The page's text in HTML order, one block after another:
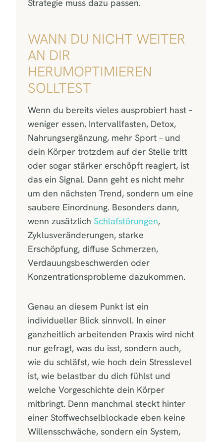
Strategie muss dazu passen.
WANN DU NICHT WEITER
AN DIR
HERUMOPTIMIEREN
SOLLTEST
Wenn du bereits vieles ausprobiert hast –
weniger essen, Intervallfasten, Detox,
Nahrungsergänzung, mehr Sport – und
dein Körper trotzdem auf der Stelle tritt
oder sogar stärker erschöpft reagiert, ist
das ein Signal. Dann geht es nicht mehr
um den nächsten Trend, sondern um eine
saubere Einordnung. Besonders dann,
wenn zusätzlich Schlafstörungen,
Zyklusveränderungen, starke
Erschöpfung, diffuse Schmerzen,
Verdauungsbeschwerden oder
Konzentrationsprobleme dazukommen.
Genau an diesem Punkt ist ein
individueller Blick sinnvoll. In einer
ganzheitlich arbeitenden Praxis wird nicht
nur gefragt, was du isst, sondern auch,
wie du schläfst, wie hoch dein Stresslevel
ist, wie belastbar du dich fühlst und
welche Vorgeschichte dein Körper
mitbringt. Denn manchmal steckt hinter
einer Stoffwechselblockade eben keine
Willensschwäche, sondern ein System,